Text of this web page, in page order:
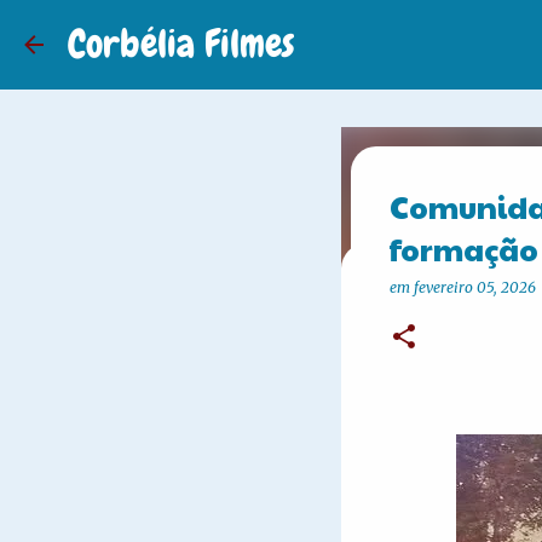
Corbélia Filmes
Industrial
história
em fevereiro 05, 2026